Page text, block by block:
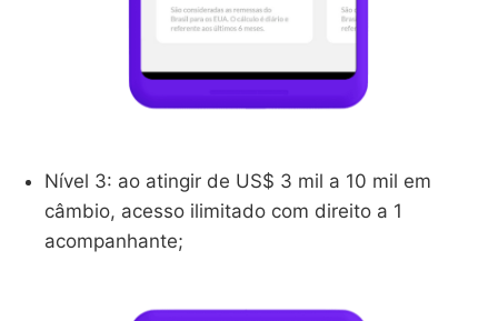
Nível 3: ao atingir de US$ 3 mil a 10 mil em
câmbio, acesso ilimitado com direito a 1
acompanhante;